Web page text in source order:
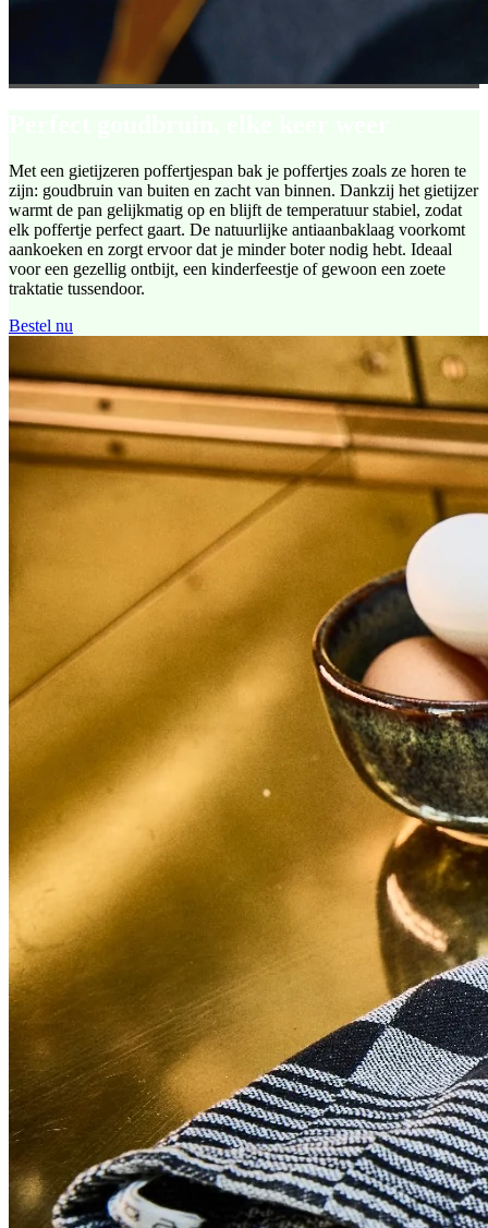
Met een gietijzeren poffertjespan bak je poffertjes zoals ze horen te
zijn: goudbruin van buiten en zacht van binnen. Dankzij het gietijzer
warmt de pan gelijkmatig op en blijft de temperatuur stabiel, zodat
elk poffertje perfect gaart. De natuurlijke antiaanbaklaag voorkomt
aankoeken en zorgt ervoor dat je minder boter nodig hebt. Ideaal
voor een gezellig ontbijt, een kinderfeestje of gewoon een zoete
traktatie tussendoor.
Bestel nu